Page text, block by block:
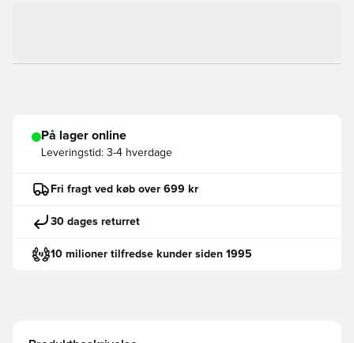
På lager online
Leveringstid: 3-4 hverdage
Fri fragt ved køb over 699 kr
30 dages returret
10 milioner tilfredse kunder siden 1995